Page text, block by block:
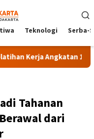
Teknologi Serba-
Angkatan 1 di PPKD
Tahanan
dari